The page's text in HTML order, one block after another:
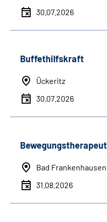
30.07.2026
Buffethilfskraft
Ückeritz
30.07.2026
Bad Frankenhausen
31.08.2026